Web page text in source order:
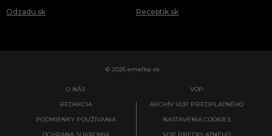
Odzadu.sk Receptik.sk
© 2026 emefka.sk
O NÁS
REDAKCIA
PODMIENKY POUŽÍVANIA
VOP
ARCHÍV VOP PREDPLATNÉHO
NASTAVENIA COOKIES